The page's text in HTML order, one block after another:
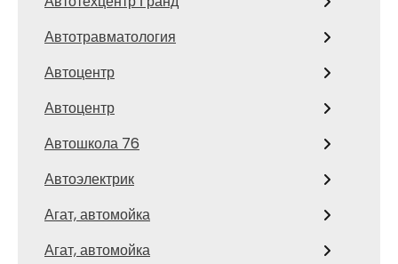
Автотравматология
Автоцентр
Автоцентр
Автошкола 76
Автоэлектрик
Агат, автомойка
Агат, автомойка